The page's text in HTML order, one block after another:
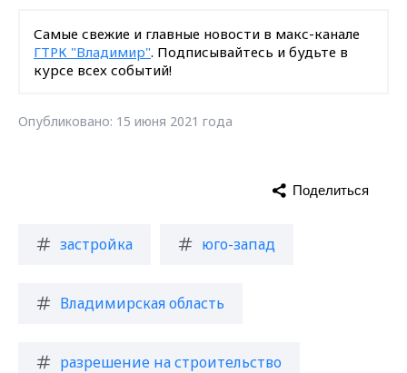
Самые свежие и главные новости в макс-канале
ГТРК "Владимир". Подписывайтесь и будьте в
курсе всех событий!
Опубликовано: 15 июня 2021 года
застройка юго-запад
Владимирская область
разрешение на строительство
Поделиться